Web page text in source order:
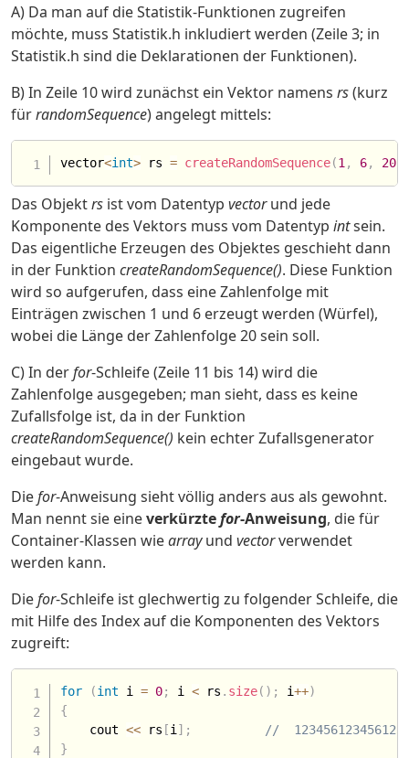
A) Da man auf die Statistik-Funktionen zugreifen
möchte, muss Statistik.h inkludiert werden (Zeile 3; in
Statistik.h sind die Deklarationen der Funktionen).
B) In Zeile 10 wird zunächst ein Vektor namens rs(kurz
fürrandomSequence) angelegt mittels:
vector<int> rs = createRandomSequence(1 , 6, 20
Das Objektrs ist vom Datentyp vectorund jede
Komponente des Vektors muss vom Datentyp intsein.
Das eigentliche Erzeugen des Objektes geschieht dann
in der Funktion createRandomSequence(). Diese Funktion
wird so aufgerufen, dass eine Zahlenfolge mit
Einträgen zwischen 1 und 6 erzeugt werden (Würfel),
wobei die Länge der Zahlenfolge 20 sein soll.
C) In derfor-Schleife (Zeile 11 bis 14) wird die
Zahlenfolge ausgegeben; man sieht, dass es keine
Zufallsfolge ist, da in der Funktion
createRandomSequence() kein echter Zufallsgenerator
eingebaut wurde.
Diefor-Anweisung sieht völlig anders aus als gewohnt.
Man nennt sie eineverkürztefor-Anweisung, die für
Container-Klassen wiearrayund vectorverwendet
werden kann.
Diefor-Schleife ist glechwertig zu folgender Schleife, die
mit Hilfe des Index auf die Komponenten des Vektors
zugreift:
for (int i = 0; i < rs . size( ) ; i++)
{
    cout
<< rs [i ] ;
//
}